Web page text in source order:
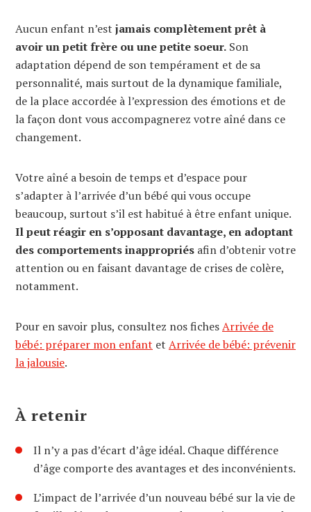
Aucun enfant n’est jamais complètement prêt à
avoir un petit frère ou une petite soeur. Son
adaptation dépend de son tempérament et de sa
personnalité, mais surtout de la dynamique familiale,
de la place accordée à l’expression des émotions et de
la façon dont vous accompagnerez votre aîné dans ce
changement.
Votre aîné a besoin de temps et d’espace pour
s’adapter à l’arrivée d’un bébé qui vous occupe
beaucoup, surtout s’il est habitué à être enfant unique.
Il peut réagir en s’opposant davantage, en adoptant
des comportements inappropriés afin d’obtenir votre
attention ou en faisant davantage de crises de colère,
notamment.
Pour en savoir plus, consultez nos fichesArrivée de
bébé: préparer mon enfant et Arrivée de bébé: prévenir
la jalousie.
À retenir
Il n’y a pas d’écart d’âge idéal. Chaque différence
d’âge comporte des avantages et des inconvénients.
L’impact de l’arrivée d’un nouveau bébé sur la vie de